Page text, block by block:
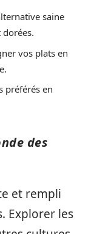
saine
vos plats en
préférés en
des
et rempli
Explorer les